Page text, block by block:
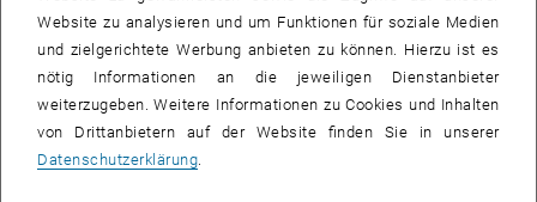
Den Start zu einem Neubau-Großprojekt hat die Technische
Universität Graz mit dem Spatenstich für das sogenannte
Chemie-Ersatzgebäude in der Grazer Stremayergasse
gefeiert.
Website zu analysieren und um Funktionen für soziale Medien
und zielgerichtete Werbung anbieten zu können. Hierzu ist es
nötig Informationen an die jeweiligen Dienstanbieter
weiterzugeben. Weitere Informationen zu Cookies und Inhalten
von Drittanbietern auf der Website finden Sie in unserer
Datenschutzerklärung.